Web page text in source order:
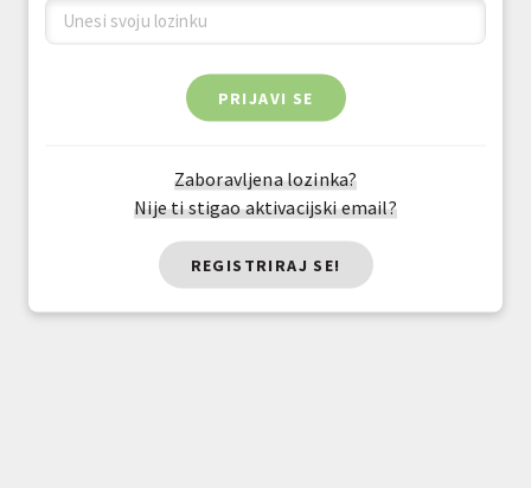
PRIJAVI SE
Zaboravljena lozinka?
Nije ti stigao aktivacijski email?
REGISTRIRAJ SE!